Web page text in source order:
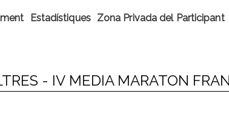
Estadístiques Zona Privada del Participant
- IV MEDIA MARATON